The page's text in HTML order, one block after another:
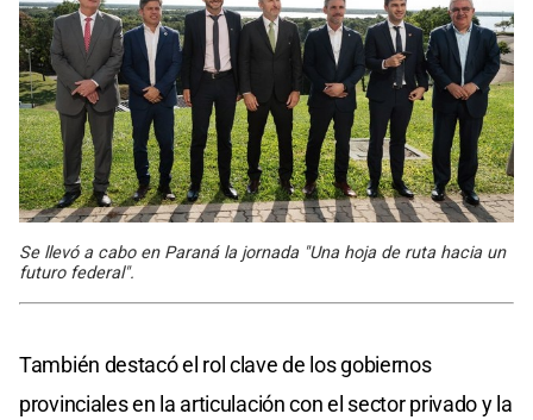
Se llevó a cabo en Paraná la jornada "Una hoja de ruta hacia un
futuro federal".
También destacó el rol clave de los gobiernos
provinciales en la articulación con el sector privado y la